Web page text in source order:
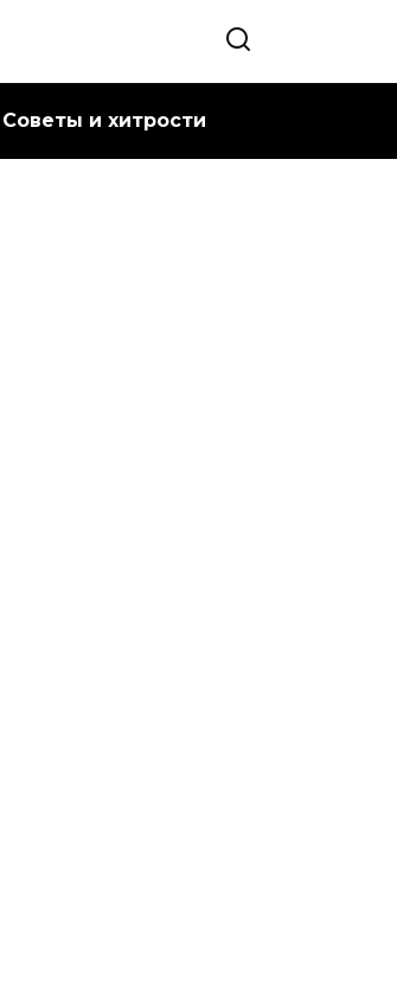
Советы и хитрости